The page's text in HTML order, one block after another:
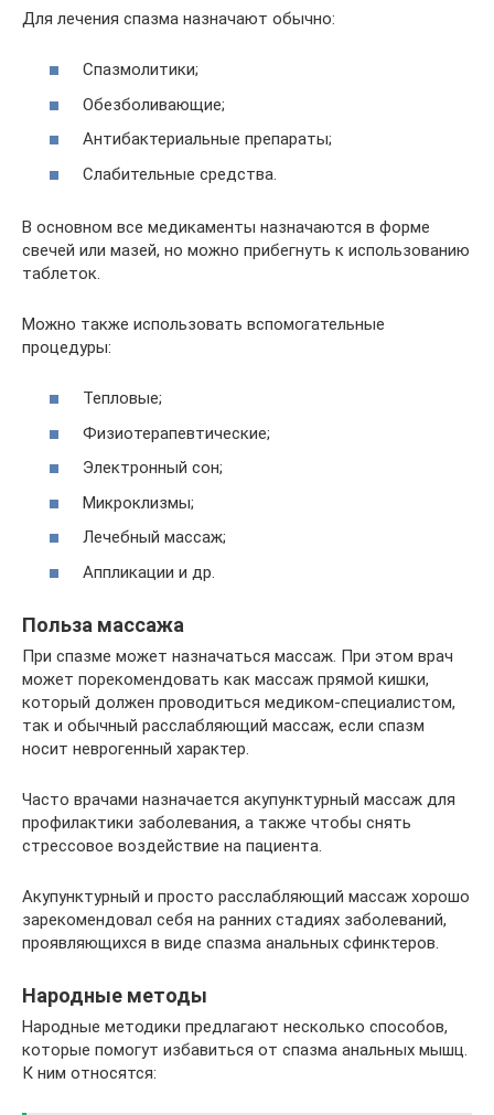
Для лечения спазма назначают обычно:
Спазмолитики;
Обезболивающие;
Антибактериальные препараты;
Слабительные средства.
В основном все медикаменты назначаются в форме
свечей или мазей, но можно прибегнуть к использованию
таблеток.
Можно также использовать вспомогательные
процедуры:
Тепловые;
Физиотерапевтические;
Электронный сон;
Микроклизмы;
Лечебный массаж;
Аппликации и др.
Польза массажа
При спазме может назначаться массаж. При этом врач
может порекомендовать как массаж прямой кишки,
который должен проводиться медиком-специалистом,
так и обычный расслабляющий массаж, если спазм
носит неврогенный характер.
Часто врачами назначается акупунктурный массаж для
профилактики заболевания, а также чтобы снять
стрессовое воздействие на пациента.
Акупунктурный и просто расслабляющий массаж хорошо
зарекомендовал себя на ранних стадиях заболеваний,
проявляющихся в виде спазма анальных сфинктеров.
Народные методы
Народные методики предлагают несколько способов,
которые помогут избавиться от спазма анальных мышц.
К ним относятся: